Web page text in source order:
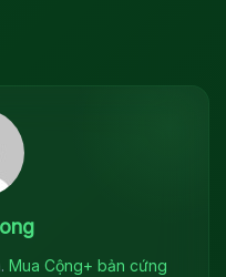
Mua Cộng+ bản cứng